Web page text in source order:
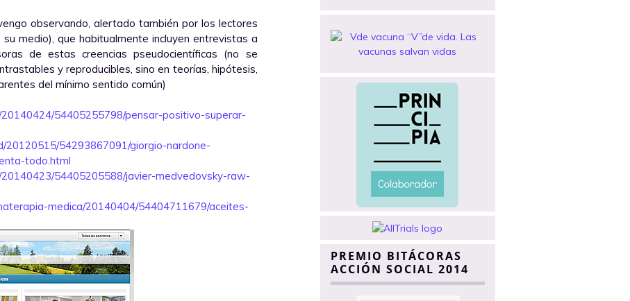
observando, alertado también por los lectores
medio), que habitualmente incluyen entrevistas a
de estas creencias pseudocientíficas (no se
y reproducibles, sino en teorías, hipótesis,
del mínimo sentido común)
54405255798/pensar-positivo-superar-
20120515/54293867091/giorgio-nardone-
todo.html
54405205588/javier-medvedovsky-raw-
medica/20140404/54404711679/aceites-
PREMIO BITÁCORAS
ACCIÓN SOCIAL 2014